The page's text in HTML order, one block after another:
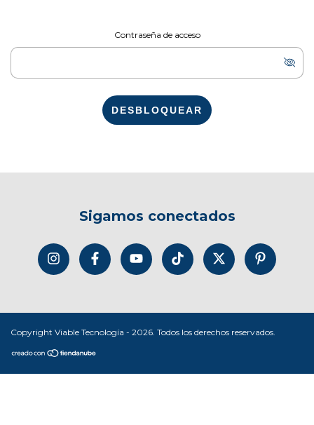
Contraseña de acceso
DESBLOQUEAR
Sigamos conectados
Copyright Viable Tecnología - 2026. Todos los derechos reservados.